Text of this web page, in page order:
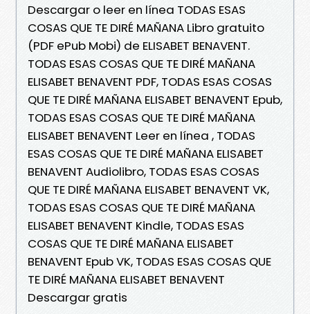
Descargar o leer en línea TODAS ESAS
COSAS QUE TE DIRÉ MAÑANA Libro gratuito
(PDF ePub Mobi) de ELISABET BENAVENT.
TODAS ESAS COSAS QUE TE DIRÉ MAÑANA
ELISABET BENAVENT PDF, TODAS ESAS COSAS
QUE TE DIRÉ MAÑANA ELISABET BENAVENT Epub,
TODAS ESAS COSAS QUE TE DIRÉ MAÑANA
ELISABET BENAVENT Leer en línea , TODAS
ESAS COSAS QUE TE DIRÉ MAÑANA ELISABET
BENAVENT Audiolibro, TODAS ESAS COSAS
QUE TE DIRÉ MAÑANA ELISABET BENAVENT VK,
TODAS ESAS COSAS QUE TE DIRÉ MAÑANA
ELISABET BENAVENT Kindle, TODAS ESAS
COSAS QUE TE DIRÉ MAÑANA ELISABET
BENAVENT Epub VK, TODAS ESAS COSAS QUE
TE DIRÉ MAÑANA ELISABET BENAVENT
Descargar gratis